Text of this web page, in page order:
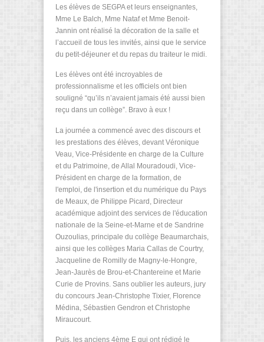
Les élèves de SEGPA et leurs enseignantes,
Mme Le Balch, Mme Nataf et Mme Benoit-
Jannin ont réalisé la décoration de la salle et
l’accueil de tous les invités, ainsi que le service
du petit-déjeuner et du repas du traiteur le midi.
Les élèves ont été incroyables de
professionnalisme et les officiels ont bien
souligné “qu’ils n’avaient jamais été aussi bien
reçu dans un collège”. Bravo à eux !
La journée a commencé avec des discours et
les prestations des élèves, devant Véronique
Veau, Vice-Présidente en charge de la Culture
et du Patrimoine, de Allal Mouradoudi, Vice-
Président en charge de la formation, de
l'emploi, de l'insertion et du numérique du Pays
de Meaux, de Philippe Picard, Directeur
académique adjoint des services de l'éducation
nationale de la Seine-et-Marne et de Sandrine
Ouzoulias, principale du collège Beaumarchais,
ainsi que les collèges Maria Callas de Courtry,
Jacqueline de Romilly de Magny-le-Hongre,
Jean-Jaurès de Brou-et-Chantereine et Marie
Curie de Provins. Sans oublier les auteurs, jury
du concours Jean-Christophe Tixier, Florence
Médina, Sébastien Gendron et Christophe
Miraucourt.
Puis, les anciens 4ème E qui ont rédigé le